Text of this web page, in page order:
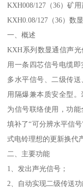
KXH008/127（36）矿
KXH0.08/127（36）数
一、概述
KXH系列数显通信声
用一条四芯信号电缆
多水平信号、二级传
用隔爆兼本质安全型
为信号联络使用，功
填补了“可分辨水平信
式电铃理想的更新换代
二、主要功能
1、发出声光信号；
2、自动实现二级传送功